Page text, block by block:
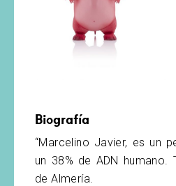
Biografía
“Marcelino Javier, es un
un 38% de ADN
de Almería.